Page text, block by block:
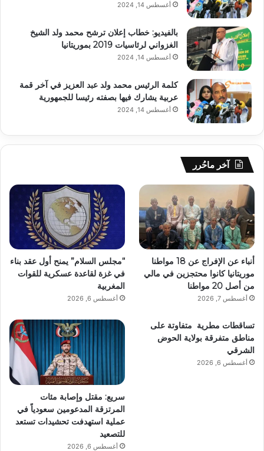
أغسطس 14, 2024
بالفيديو: خطاب إعلان ترشح محمد ولد الشيخ
الغزواني لرئاسيات 2019 بموريتانيا
أغسطس 14, 2024
كلمة الرئيس محمد ولد عبد العزيز في آخر قمة
عربية يشارك فيها بصفته رئيسا للجمهورية
أغسطس 14, 2024
آخر ماحُرر
أنباء عن الإفراج عن 18 مواطنا
موريتانيا كانوا محتجزين في مالي
من أصل 20 مواطنا
أغسطس 7, 2026
“مجلس السلام” يمنح أول عقد بناء
في غزة لقاعدة عسكرية للقوات
المغربية
أغسطس 6, 2026
تساقطات مطرية متفاوتة على
مناطق متفرقة بولاية الحوض
الشرقي
أغسطس 6, 2026
سريع: مقتل وإصابة مئات
المرتزقة المدعومين سعودياً في
عملية استهدفت تحشيدات تستعد
للتصعيد
أغسطس 6, 2026